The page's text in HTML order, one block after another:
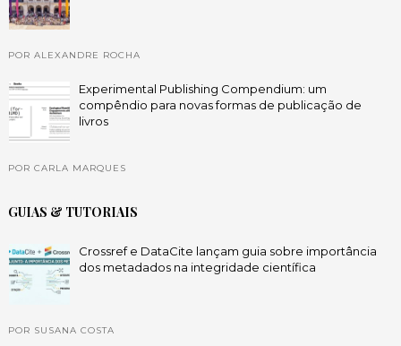
POR ALEXANDRE ROCHA
Experimental Publishing Compendium: um
compêndio para novas formas de publicação de
livros
POR CARLA MARQUES
GUIAS & TUTORIAIS
Crossref e DataCite lançam guia sobre importância
dos metadados na integridade científica
POR SUSANA COSTA